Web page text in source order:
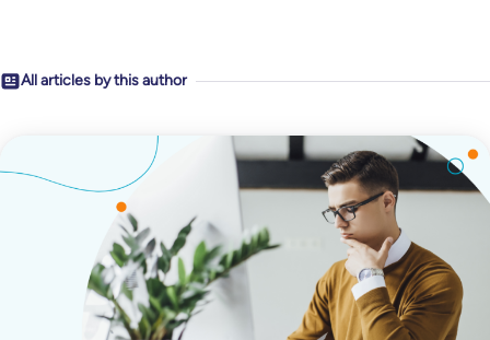
All articles by this author